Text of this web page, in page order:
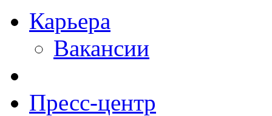
Карьера
Вакансии
Пресс-центр